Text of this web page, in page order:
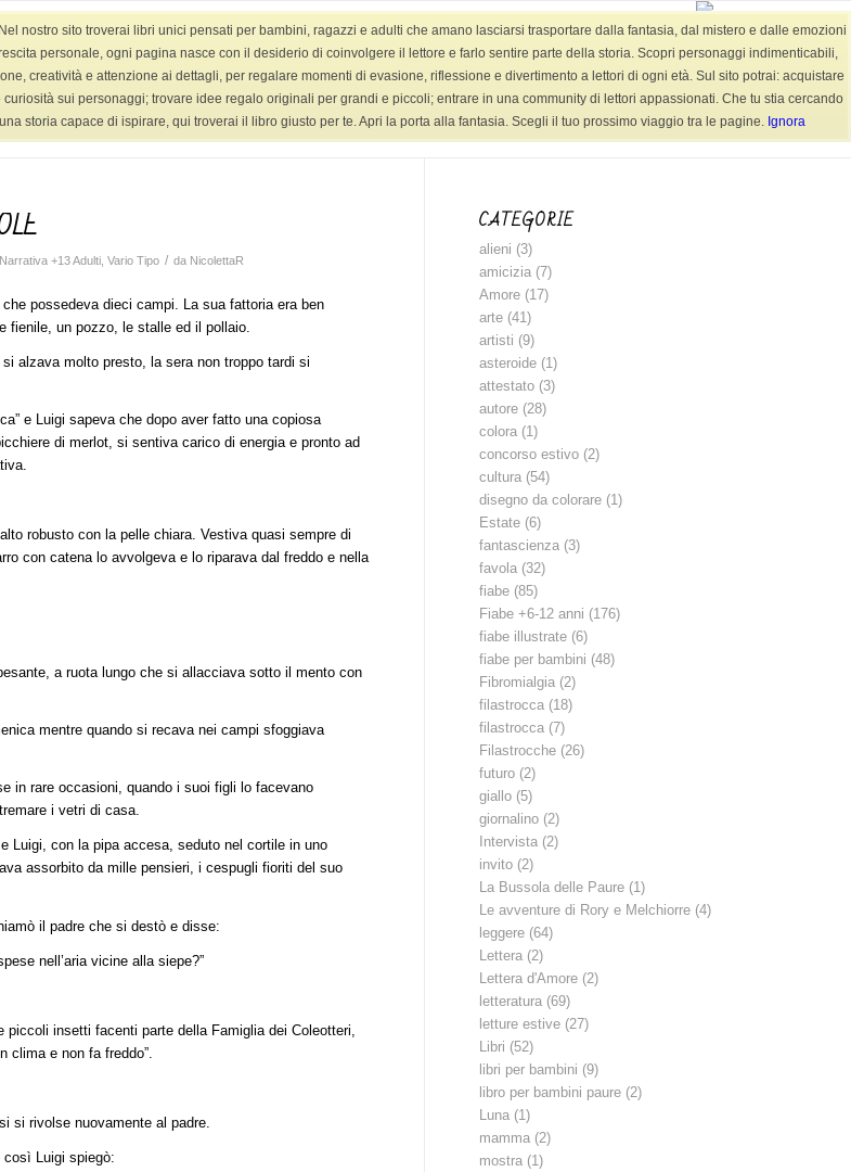
nostro sito troverai libri unici pensati per bambini, ragazzi e adulti che amano lasciarsi trasportare dalla fantasia, dal mistero e dalle emozioni
personale, ogni pagina nasce con il desiderio di coinvolgere il lettore e farlo sentire parte della storia. Scopri personaggi indimenticabili,
creatività e attenzione ai dettagli, per regalare momenti di evasione, riflessione e divertimento a lettori di ogni età. Sul sito potrai: acquistare
sui personaggi; trovare idee regalo originali per grandi e piccoli; entrare in una community di lettori appassionati. Che tu stia cercando
storia capace di ispirare, qui troverai il libro giusto per te. Apri la porta alla fantasia. Scegli il tuo prossimo viaggio tra le pagine. Ignora
HOME LIBRI LIBRI YANG ADULT VIDEO AUDIOFIABE CONTATTI SHOP LIBRI
Sei in: Home BLOG / Fiabe +6-12 anni / L’AGRICOLTORE e LE LUCCIOLE
Narrativa +13 Adulti Vario Tipo / da NicolettaR
possedeva dieci campi. La sua fattoria era ben
fienile, un pozzo, le stalle ed il pollaio.
alzava molto presto, la sera non troppo tardi si
e Luigi sapeva che dopo aver fatto una copiosa
di merlot, si sentiva carico di energia e pronto ad
robusto con la pelle chiara. Vestiva quasi sempre di
con catena lo avvolgeva e lo riparava dal freddo e nella
a ruota lungo che si allacciava sotto il mento con
mentre quando si recava nei campi sfoggiava
in rare occasioni, quando i suoi figli lo facevano
i vetri di casa.
Luigi, con la pipa accesa, seduto nel cortile in uno
assorbito da mille pensieri, i cespugli fioriti del suo
il padre che si destò e disse:
nell’aria vicine alla siepe?”
insetti facenti parte della Famiglia dei Coleotteri,
clima e non fa freddo”.
si rivolse nuovamente al padre.
Luigi spiegò:
CATEGORIE
alieni (3)
amicizia (7)
Amore (17)
arte (41)
artisti (9)
asteroide (1)
attestato (3)
autore (28)
colora (1)
concorso estivo (2)
cultura (54)
disegno da colorare (1)
Estate (6)
fantascienza (3)
favola (32)
fiabe (85)
Fiabe +6-12 anni (176)
fiabe illustrate (6)
fiabe per bambini (48)
Fibromialgia (2)
filastrocca (18)
filastrocca (7)
Filastrocche (26)
futuro (2)
giallo (5)
giornalino (2)
Intervista (2)
invito (2)
La Bussola delle Paure (1)
Le avventure di Rory e Melchiorre (4)
leggere (64)
Lettera (2)
Lettera d'Amore (2)
letteratura (69)
letture estive (27)
Libri (52)
libri per bambini (9)
libro per bambini paure (2)
Luna (1)
mamma (2)
mostra (1)